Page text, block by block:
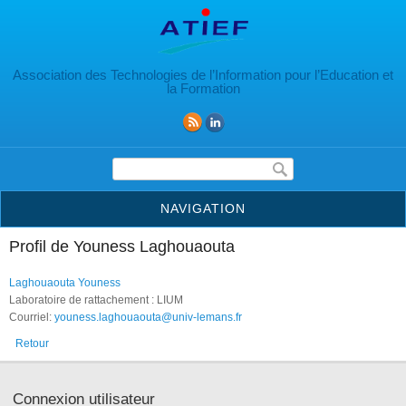
Association des Technologies de l’Information pour l’Education et
la Formation
Formulaire de recherche
NAVIGATION
Profil de Youness Laghouaouta
Laghouaouta Youness
Laboratoire de rattachement : LIUM
Courriel: youness.laghouaouta@univ-lemans.fr
Retour
Connexion utilisateur